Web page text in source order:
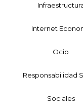
Internet
Ocio
Responsabilidad
Sociales